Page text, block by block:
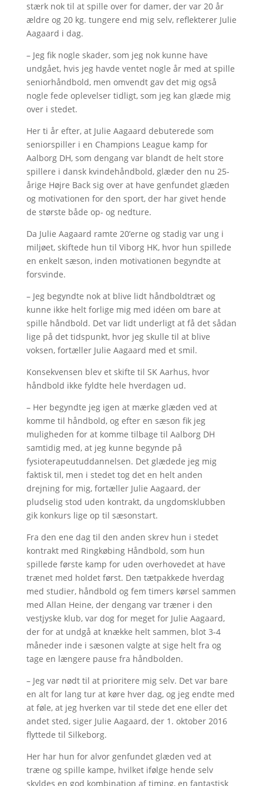
stærk nok til at spille over for damer, der var 20 år
ældre og 20 kg. tungere end mig selv, reflekterer Julie
Aagaard i dag.
– Jeg fik nogle skader, som jeg nok kunne have
undgået, hvis jeg havde ventet nogle år med at spille
seniorhåndbold, men omvendt gav det mig også
nogle fede oplevelser tidligt, som jeg kan glæde mig
over i stedet.
Her ti år efter, at Julie Aagaard debuterede som
seniorspiller i en Champions League kamp for
Aalborg DH, som dengang var blandt de helt store
spillere i dansk kvindehåndbold, glæder den nu 25-
årige Højre Back sig over at have genfundet glæden
og motivationen for den sport, der har givet hende
de største både op- og nedture.
Da Julie Aagaard ramte 20’erne og stadig var ung i
miljøet, skiftede hun til Viborg HK, hvor hun spillede
en enkelt sæson, inden motivationen begyndte at
forsvinde.
– Jeg begyndte nok at blive lidt håndboldtræt og
kunne ikke helt forlige mig med idéen om bare at
spille håndbold. Det var lidt underligt at få det sådan
lige på det tidspunkt, hvor jeg skulle til at blive
voksen, fortæller Julie Aagaard med et smil.
Konsekvensen blev et skifte til SK Aarhus, hvor
håndbold ikke fyldte hele hverdagen ud.
– Her begyndte jeg igen at mærke glæden ved at
komme til håndbold, og efter en sæson fik jeg
muligheden for at komme tilbage til Aalborg DH
samtidig med, at jeg kunne begynde på
fysioterapeutuddannelsen. Det glædede jeg mig
faktisk til, men i stedet tog det en helt anden
drejning for mig, fortæller Julie Aagaard, der
pludselig stod uden kontrakt, da ungdomsklubben
gik konkurs lige op til sæsonstart.
Fra den ene dag til den anden skrev hun i stedet
kontrakt med Ringkøbing Håndbold, som hun
spillede første kamp for uden overhovedet at have
trænet med holdet først. Den tætpakkede hverdag
med studier, håndbold og fem timers kørsel sammen
med Allan Heine, der dengang var træner i den
vestjyske klub, var dog for meget for Julie Aagaard,
der for at undgå at knække helt sammen, blot 3-4
måneder inde i sæsonen valgte at sige helt fra og
tage en længere pause fra håndbolden.
– Jeg var nødt til at prioritere mig selv. Det var bare
en alt for lang tur at køre hver dag, og jeg endte med
at føle, at jeg hverken var til stede det ene eller det
andet sted, siger Julie Aagaard, der 1. oktober 2016
flyttede til Silkeborg.
Her har hun for alvor genfundet glæden ved at
træne og spille kampe, hvilket ifølge hende selv
skyldes en god kombination af timing, en fantastisk